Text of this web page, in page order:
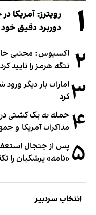
۱
رویترز: آمریکا
دوربرد دقیق
۲ اکسیوس: مجتبی
تنگه هرمز را تایید
۳ امارات بار دیگر
کرد
۴ حمله به یک کشتی در
مذاکرات آمریکا و
۵ پس از جنجال
«نامه» پزشکیان را
انتخاب سردبیر